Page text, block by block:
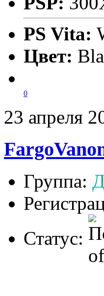
PS Vita:
Цвет:
0
23 апреля
Группа:
Статус: